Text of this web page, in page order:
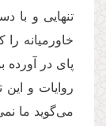
تنهایی و با
خاورمیانه
پای در آورده
روایات و این
می‌گوید ما